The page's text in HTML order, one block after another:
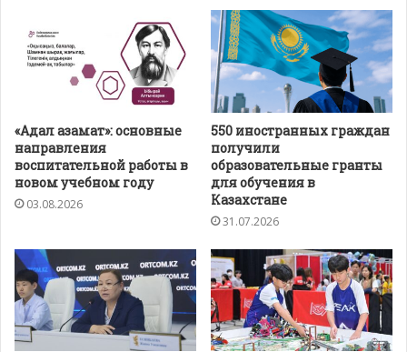
«Адал азамат»: основные
направления
воспитательной работы в
новом учебном году
03.08.2026
550 иностранных граждан
получили
образовательные гранты
для обучения в
Казахстане
31.07.2026